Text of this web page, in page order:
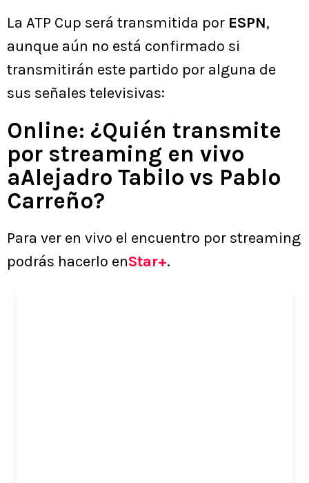
La ATP Cup será transmitida por ESPN,
aunque aún no está confirmado si
transmitirán este partido por alguna de
sus señales televisivas:
Online: ¿Quién transmite
por streaming en vivo
aAlejadro Tabilo vs Pablo
Carreño?
Para ver en vivo el encuentro por streaming
podrás hacerlo enStar+.